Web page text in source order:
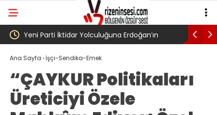
Genel Af değil, kadın General.. Yeni
Ana Sayfa › İşçi-Sendika-Emek
“ÇAYKUR Politikaları
Üreticiyi Özele